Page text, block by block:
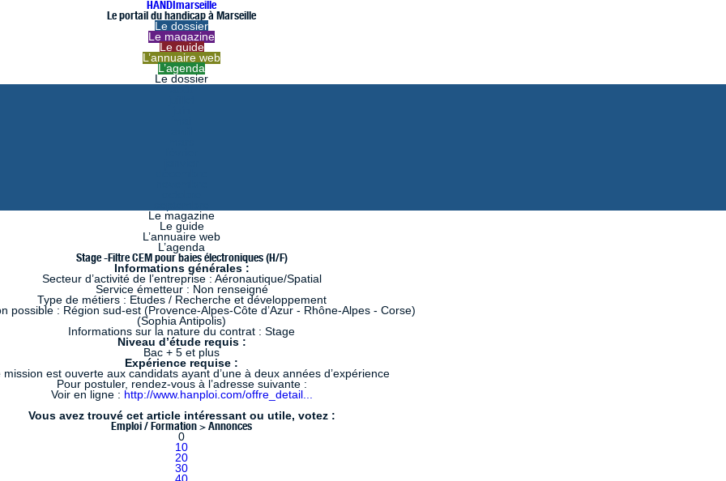
HANDImarseille
Le portail du handicap à Marseille
Le dossier
Le magazine
Le guide
L’annuaire web
L’agenda
Le dossier
Le magazine
Le guide
L’annuaire web
L’agenda
Stage -Filtre CEM pour baies électroniques (H/F)
Informations générales :
Secteur d’activité de l’entreprise : Aéronautique/Spatial
Service émetteur : Non renseigné
Type de métiers : Etudes / Recherche et développement
possible : Région sud-est (Provence-Alpes-Côte d’Azur - Rhône-Alpes - Corse)
(Sophia Antipolis)
Informations sur la nature du contrat : Stage
Niveau d’étude requis :
Bac + 5 et plus
Expérience requise :
mission est ouverte aux candidats ayant d’une à deux années d’expérience
Pour postuler, rendez-vous à l’adresse suivante :
Voir en ligne : http://www.hanploi.com/offre_detail...
Vous avez trouvé cet article intéressant ou utile, votez :
Emploi / Formation > Annonces
0
10
20
30